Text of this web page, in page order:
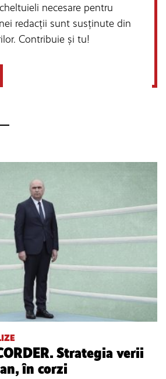
necesare pentru
redacții sunt susținute din
Contribuie și tu!
Strategia verii
în corzi